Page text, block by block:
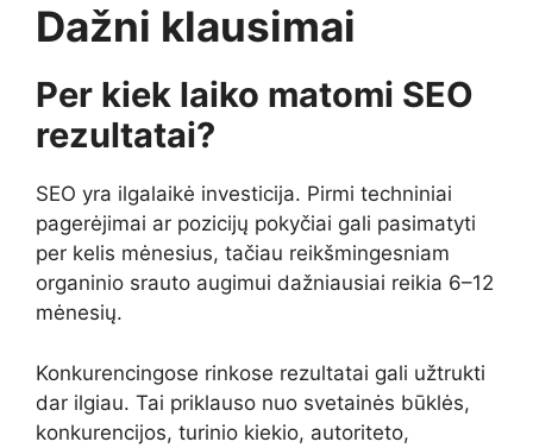
Dažni klausimai
Per kiek laiko matomi SEO
rezultatai?
SEO yra ilgalaikė investicija. Pirmi techniniai
pagerėjimai ar pozicijų pokyčiai gali pasimatyti
per kelis mėnesius, tačiau reikšmingesniam
organinio srauto augimui dažniausiai reikia 6–12
mėnesių.
Konkurencingose rinkose rezultatai gali užtrukti
dar ilgiau. Tai priklauso nuo svetainės būklės,
konkurencijos, turinio kiekio, autoriteto,